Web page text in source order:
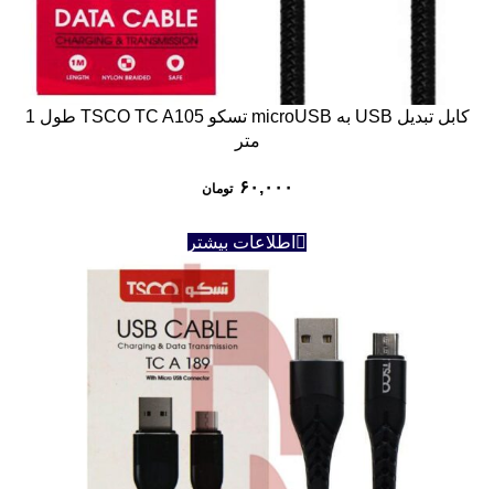
کابل تبدیل USB به microUSB تسکو TSCO TC A105 طول 1
متر
۶۰,۰۰۰ تومان
اطلاعات بیشتر